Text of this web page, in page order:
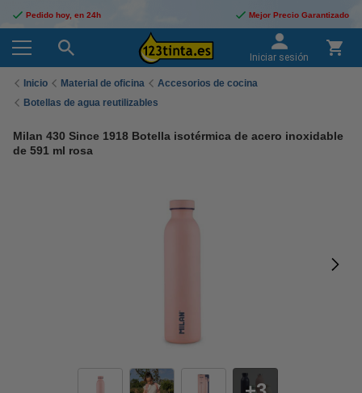
Pedido hoy, en 24h Mejor Precio Garantizado
Iniciar sesión
Inicio Material de oficina
Accesorios de cocina
Botellas de agua reutilizables
Milan 430 Since 1918 Botella isotérmica de acero inoxidable
de 591 ml rosa